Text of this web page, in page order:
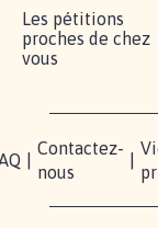
Les pétitions
proches de chez
vous
Contactez-
nous